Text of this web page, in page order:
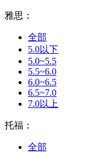
雅思：
全部
5.0以下
5.0~5.5
5.5~6.0
6.0~6.5
6.5~7.0
7.0以上
托福：
全部